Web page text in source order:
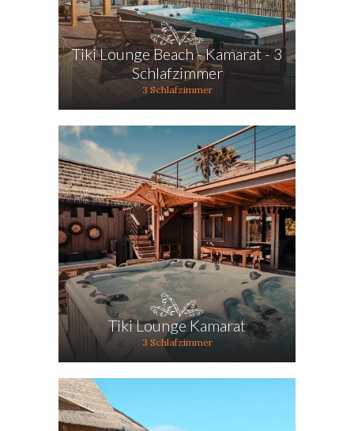
Tiki Lounge Beach - Kamarat - 3
Schlafzimmer
3 Schlafzimmer
Tiki Lounge Kamarat
3 Schlafzimmer